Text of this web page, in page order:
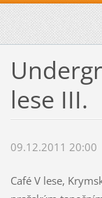
lese III.
09.12.2011 20:00
Café V lese,